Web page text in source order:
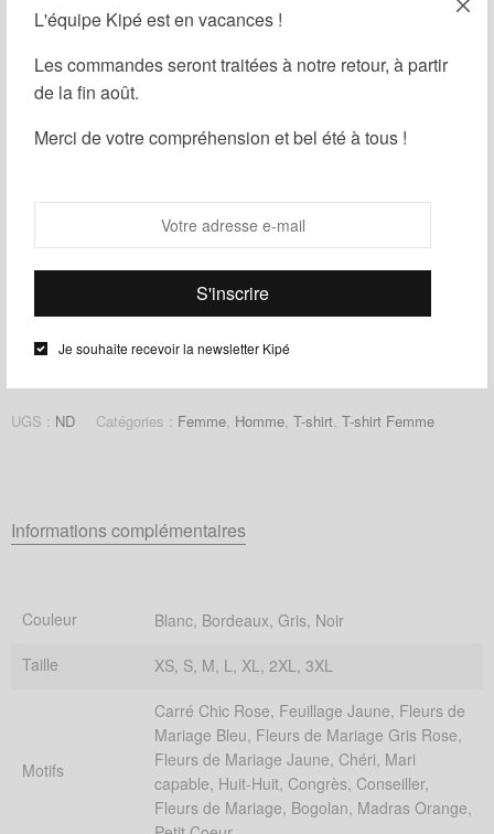
L'équipe Kipé est en vacances !
Les commandes seront traitées à notre retour, à partir
de la fin août.
Merci de votre compréhension et bel été à tous !
Je souhaite recevoir la newsletter Kipé
AJOUTER LA CEINTURE ASSORTIE : ( 28,00
Ajouter au panier
Ajouter à ma liste d'envies
Partager
UGS : ND Catégories : Femme, Homme, T-shirt, T-shirt Femme
Informations complémentaires
Couleur
Blanc, Bordeaux, Gris, Noir
Taille
XS, S, M, L, XL, 2XL, 3XL
Motifs
Carré Chic Rose, Feuillage Jaune, Fleurs de
Mariage Bleu, Fleurs de Mariage Gris Rose,
Fleurs de Mariage Jaune, Chéri, Mari
capable, Huit-Huit, Congrès, Conseiller,
Fleurs de Mariage, Bogolan, Madras Orange,